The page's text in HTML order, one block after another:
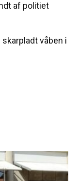
af politiet
våben i